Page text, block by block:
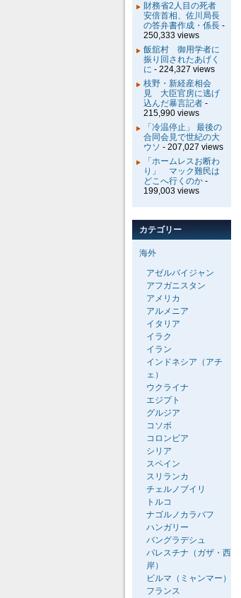
財務省2人目の死者
安倍首相、佐川局長
の答弁書作成・係長 -
250,333 views
飯舘村 御用学者に
振り回されたあげく
に - 224,327 views
枝野・新経産相会
見 大臣官房に逃げ
込んだ暴言記者 -
215,990 views
「冷温停止」 最後の
合同会見で世紀の大
ウソ - 207,027 views
「ホームレスお断わ
り」 マック難民は
どこへ行くのか -
199,003 views
カテゴリー
海外
アゼルバイジャン
アフガニスタン
アメリカ
アルメニア
イタリア
イラク
イラン
インドネシア（アチ
ェ）
ウクライナ
エジプト
グルジア
コソボ
コロンビア
シリア
スペイン
スリランカ
チェルノブイリ
トルコ
ナゴルノカラバフ
ハンガリー
バングラデシュ
パレスチナ（ガザ・西
岸）
ビルマ（ミャンマー）
フランス